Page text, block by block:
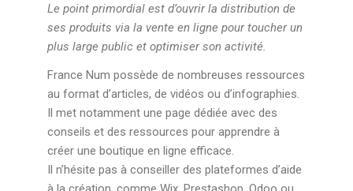
Le point primordial est d’ouvrir la distribution de
ses produits via la vente en ligne pour toucher un
plus large public et optimiser son activité.
France Num possède de nombreuses ressources
au format d’articles, de vidéos ou d’infographies.
Il met notamment une page dédiée avec des
conseils et des ressources pour apprendre à
créer une boutique en ligne efficace.
Il n’hésite pas à conseiller des plateformes d’aide